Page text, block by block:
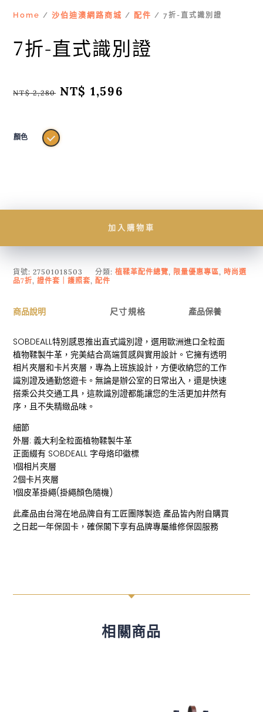
Home /沙伯迪澳網路商城 / 配件 / 7折-直式識別證
7折-直式識別證
NT$2,280 原
NT$ 2,280。
NT$ 1,596
顏色
加入購物車
貨號:27501018503 分類:植鞣革配件總覽, 限量優惠專區, 時尚選
品7折,證件套｜護照套,配件
商品說明 尺寸規格 產品保養
SOBDEALL特別感恩推出直式識別證，選用歐洲進口全粒面
植物鞣製牛革，完美結合高端質感與實用設計。它擁有透明
相片夾層和卡片夾層，專為上班族設計，方便收納您的工作
識別證及通勤悠遊卡。無論是辦公室的日常出入，還是快速
搭乘公共交通工具，這款識別證都能讓您的生活更加井然有
序，且不失精緻品味。
細節
外層: 義大利全粒面植物鞣製牛革
正面綴有 SOBDEALL 字母烙印徽標
1個相片夾層
2個卡片夾層
1個皮革掛繩(掛繩顏色隨機)
此產品由台灣在地品牌自有工匠團隊製造 產品皆內附自購買
之日起一年保固卡，確保閣下享有品牌專屬維修保固服務
C
相關商品